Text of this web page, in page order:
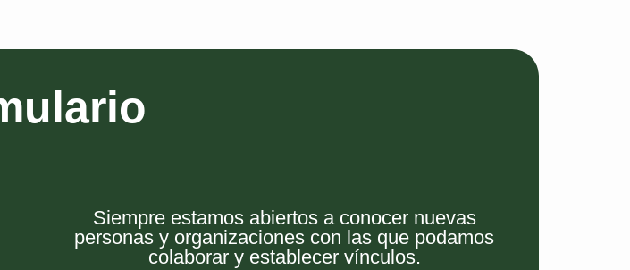
Siempre estamos abiertos a conocer nuevas
personas y organizaciones con las que podamos
colaborar y establecer vínculos.